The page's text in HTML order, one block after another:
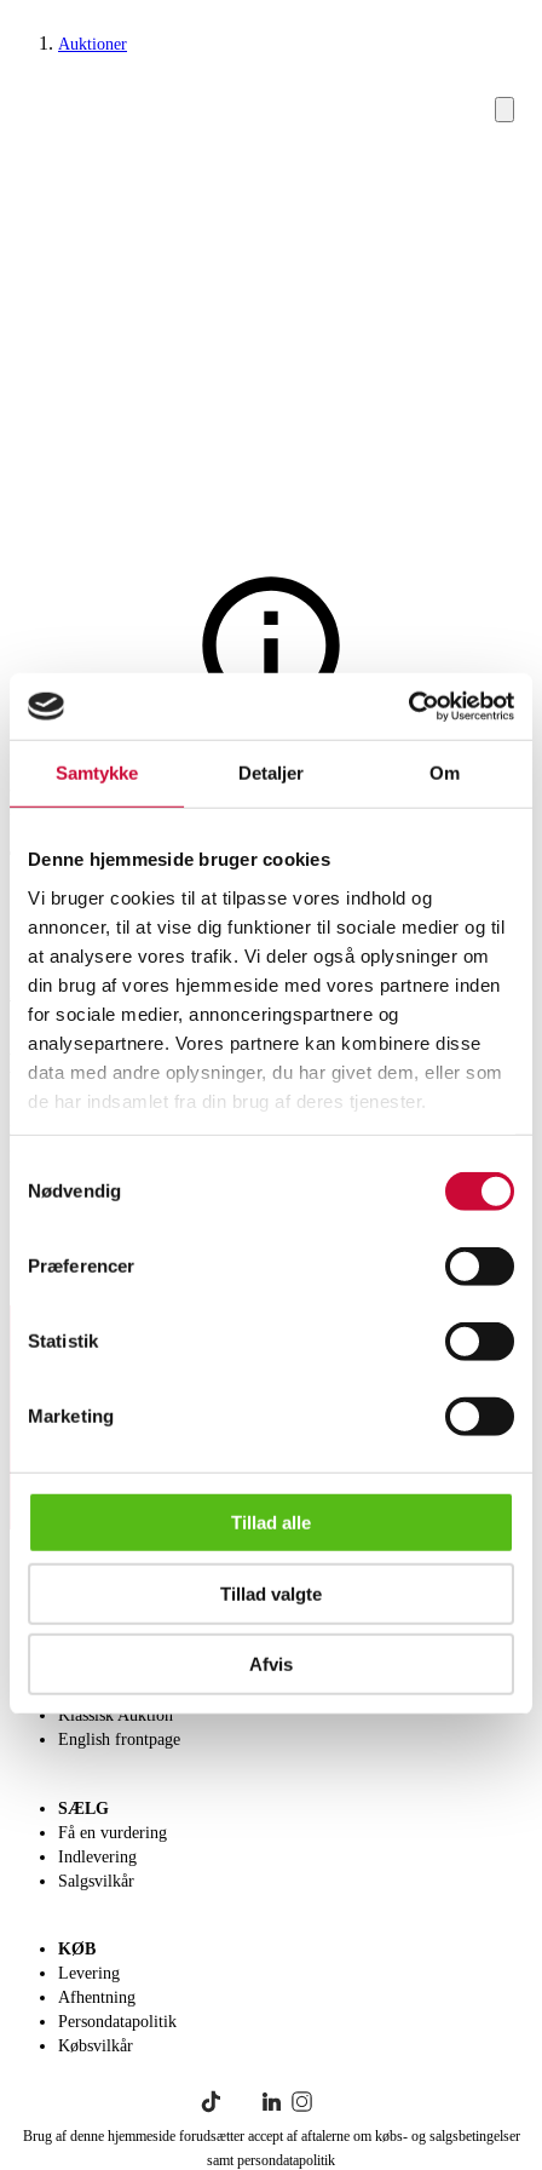
Samtykke Detaljer Om
Denne hjemmeside bruger cookies
Vi bruger cookies til at tilpasse vores indhold og
annoncer, til at vise dig funktioner til sociale medier og til
at analysere vores trafik. Vi deler også oplysninger om
din brug af vores hjemmeside med vores partnere inden
for sociale medier, annonceringspartnere og
analysepartnere. Vores partnere kan kombinere disse
data med andre oplysninger, du har givet dem, eller som
de har indsamlet fra din brug af deres tjenester.
Nødvendig
Præferencer
Statistik
Marketing
Tillad alle
Tillad valgte
Afvis
Auktioner
Ægte tæpper
Persisk Nadjafabad tæppe, 400x303 cm
Auktionen er afsluttet
Persisk Nadjafabad tæppe,
400x303 cm
SHOWROOM
Roskilde
VURDERING
DKK 5.800
VARENUMMER
6447056
Beskrivelse
Persisk Nadjafabad tæppe, uld på bomuld. Fremstår med brugspatina.
OM OS
Velgørenhed
Klassisk Auktion
English frontpage
SÆLG
Få en vurdering
Indlevering
Salgsvilkår
KØB
Levering
Afhentning
Persondatapolitik
Købsvilkår
Brug af denne hjemmeside forudsætter accept af aftalerne om købs- og salgsbetingelser
samt persondatapolitik